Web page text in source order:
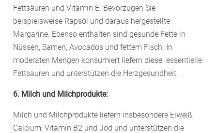
Fettsäuren und Vitamin E. Bevorzugen Sie
beispielsweise Rapsöl und daraus hergestellte
Margarine. Ebenso enthalten sind gesunde Fette in
Nüssen, Samen, Avocados und fettem Fisch. In
moderaten Mengen konsumiert liefern diese essentielle
Fettsäuren und unterstützen die Herzgesundheit.
6. Milch und Milchprodukte:
Milch und Milchprodukte liefern insbesondere Eiweiß,
Calcium, Vitamin B2 und Jod und unterstützen die